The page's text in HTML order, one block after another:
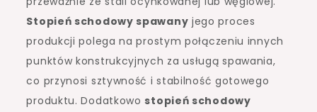
Stopień schodowy spawany jego proces
produkcji polega na prostym połączeniu innych
punktów konstrukcyjnych za usługą spawania,
co przynosi sztywność i stabilność gotowego
produktu. Dodatkowo stopień schodowy